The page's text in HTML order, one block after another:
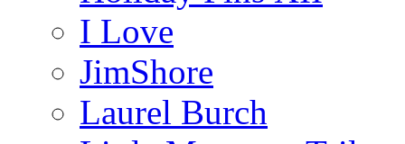
I Love
JimShore
Laurel Burch